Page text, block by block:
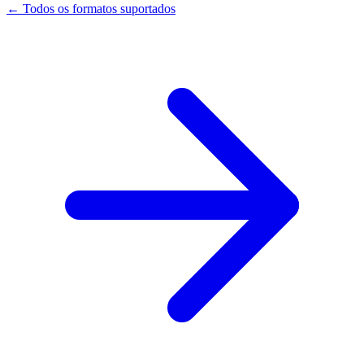
← Todos os formatos suportados